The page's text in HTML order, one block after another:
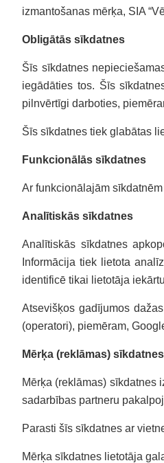
izmantošanas mērķa, SIA
Obligātās sīkdatnes
Šīs sīkdatnes
iegādāties tos. Šīs
pilnvērtīgi darboties,
Šīs sīkdatnes tiek glabātas
Funkcionālās sīkdatnes
Ar funkcionālajām
Analītiskās sīkdatnes
Analītiskās sīkdatnes
Informācija tiek lietota
identificē tikai lietotāja
Atsevišķos gadījumos
(operatori), piemēram,
Mērķa (reklāmas) sīkdatnes
Mērķa (reklāmas) sīkdatnes
sadarbības partneru
Parasti šīs sīkdatnes ar
Mērķa sīkdatnes lietotāja